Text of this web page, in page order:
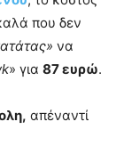
που δεν
να
» για 87 ευρώ.
απέναντί